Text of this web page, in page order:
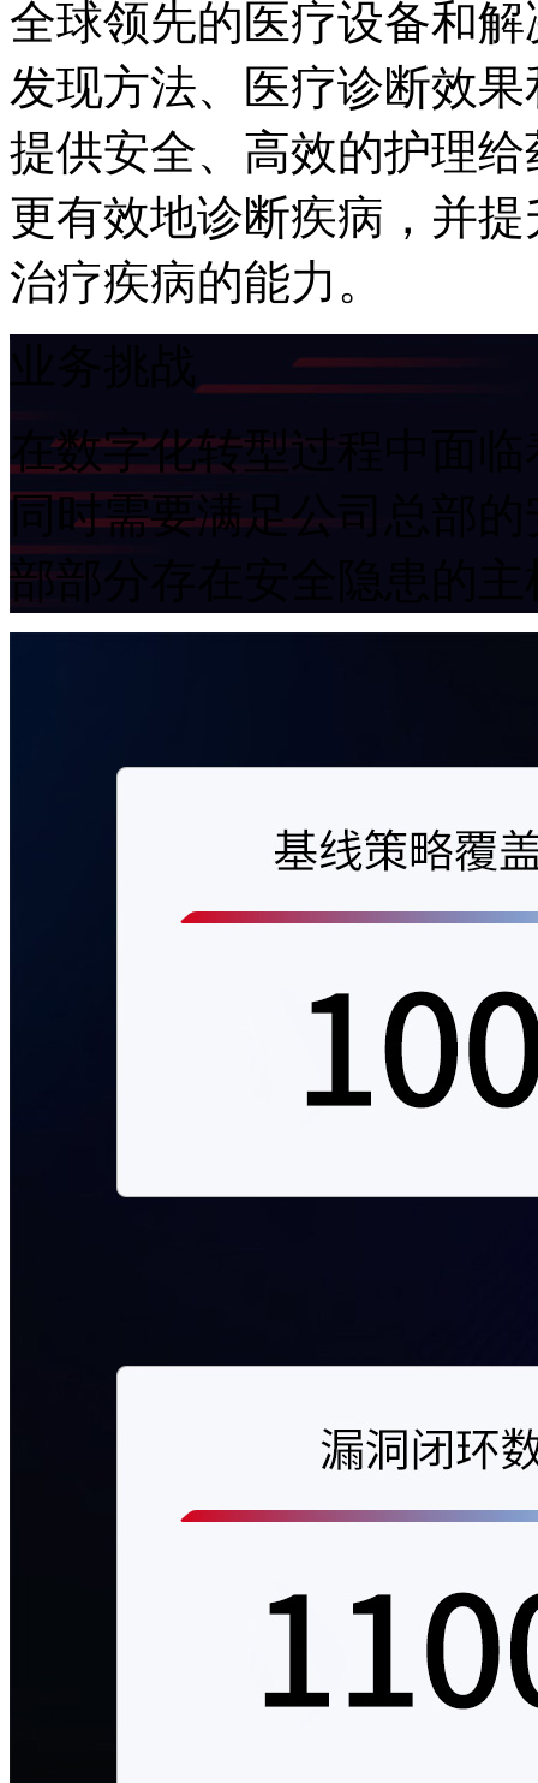
全球领先的医疗设备和解
发现方法、医疗诊断效
提供安全、高效的护理
更有效地诊断疾病，
治疗疾病的能力。
在数字化转型过程中面临
同时需要满足公司总部
部部分存在安全隐患的